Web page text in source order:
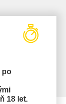
po
18 let.